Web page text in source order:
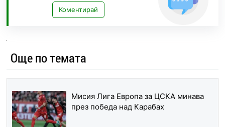
Коментирай
Още по темата
Мисия Лига Европа за ЦСКА минава
през победа над Карабах